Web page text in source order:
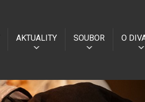
AKTUALITY SOUBOR O